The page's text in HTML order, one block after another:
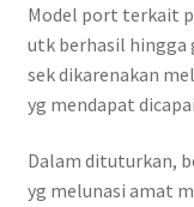
Model port terkait
utk berhasil hingga
sek dikarenakan
yg mendapat
Dalam dituturkan,
yg melunasi amat